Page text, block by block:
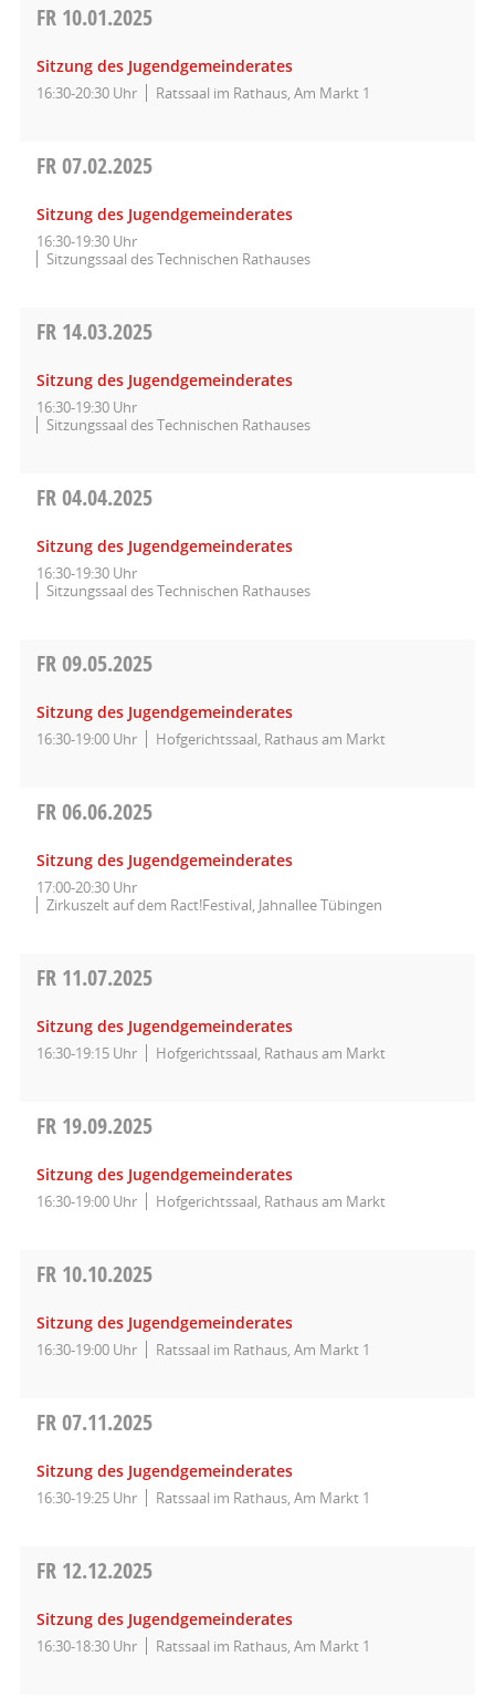
FR 10.01.2025
Sitzung des Jugendgemeinderates
16:30-20:30 Uhr Ratssaal im Rathaus, Am Markt 1
FR07.02.2025
Sitzung des Jugendgemeinderates
16:30-19:30 Uhr
Sitzungssaal des Technischen Rathauses
FR 14.03.2025
Sitzung des Jugendgemeinderates
16:30-19:30 Uhr
Sitzungssaal des Technischen Rathauses
FR04.04.2025
Sitzung des Jugendgemeinderates
16:30-19:30 Uhr
Sitzungssaal des Technischen Rathauses
FR09.05.2025
Sitzung des Jugendgemeinderates
16:30-19:00 Uhr Hofgerichtssaal, Rathaus am Markt
FR06.06.2025
Sitzung des Jugendgemeinderates
17:00-20:30 Uhr
Zirkuszelt auf dem Ract!Festival, Jahnallee Tübingen
FR 11.07.2025
Sitzung des Jugendgemeinderates
16:30-19:15 Uhr Hofgerichtssaal, Rathaus am Markt
FR 19.09.2025
Sitzung des Jugendgemeinderates
16:30-19:00 Uhr Hofgerichtssaal, Rathaus am Markt
FR 10.10.2025
Sitzung des Jugendgemeinderates
16:30-19:00 Uhr Ratssaal im Rathaus, Am Markt 1
FR07.11.2025
Sitzung des Jugendgemeinderates
16:30-19:25 Uhr Ratssaal im Rathaus, Am Markt 1
FR 12.12.2025
Sitzung des Jugendgemeinderates
16:30-18:30 Uhr Ratssaal im Rathaus, Am Markt 1